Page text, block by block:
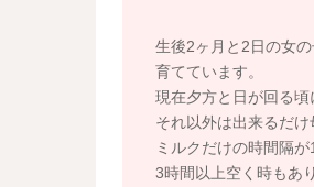
生後2ヶ月と2日の女
育てています。
現在夕方と日が回る頃
それ以外は出来るだけ
ミルクだけの時間隔
3時間以上空く時もあ